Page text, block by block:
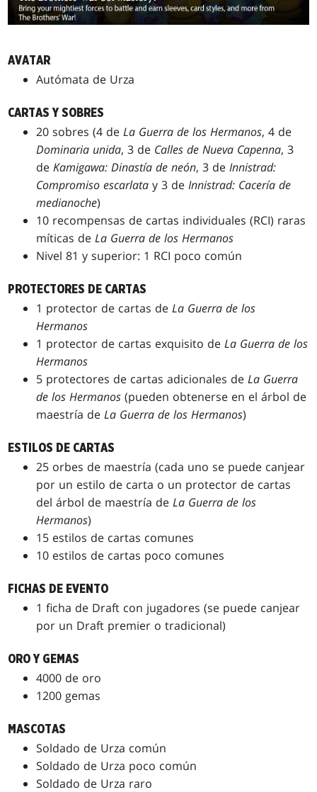
AVATAR
Autómata de Urza
CARTAS Y SOBRES
20 sobres (4 deLa Guerra de los Hermanos, 4 de
Dominaria unida, 3 de Calles de Nueva Capenna, 3
deKamigawa: Dinastía de neón, 3 deInnistrad:
Compromiso escarlata y 3 deInnistrad: Cacería de
medianoche)
10 recompensas de cartas individuales (RCI) raras
míticas deLa Guerra de los Hermanos
Nivel 81 y superior: 1 RCI poco común
PROTECTORES DE CARTAS
1 protector de cartas deLa Guerra de los
Hermanos
1 protector de cartas exquisito deLa Guerra de los
Hermanos
5 protectores de cartas adicionales deLa Guerra
de los Hermanos (pueden obtenerse en el árbol de
maestría deLa Guerra de los Hermanos)
ESTILOS DE CARTAS
25 orbes de maestría (cada uno se puede canjear
por un estilo de carta o un protector de cartas
del árbol de maestría deLa Guerra de los
Hermanos)
15 estilos de cartas comunes
10 estilos de cartas poco comunes
FICHAS DE EVENTO
1 ficha de Draft con jugadores (se puede canjear
por un Draft premier o tradicional)
ORO Y GEMAS
4000 de oro
1200 gemas
MASCOTAS
Soldado de Urza común
Soldado de Urza poco común
Soldado de Urza raro